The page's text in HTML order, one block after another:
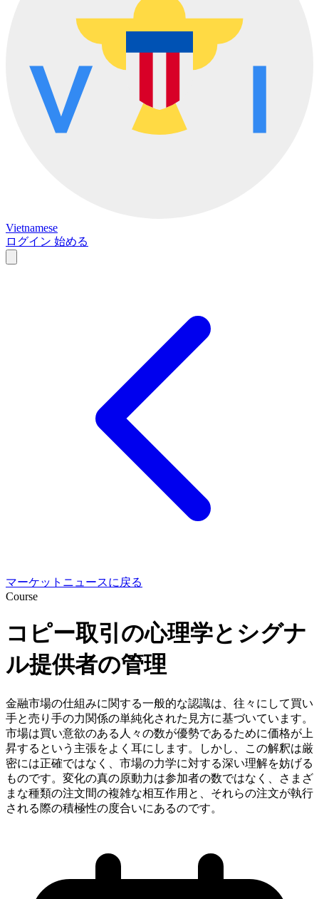
Vietnamese
ログイン 始める
マーケットニュースに戻る
Course
コピー取引の心理学とシグナ
ル提供者の管理
金融市場の仕組みに関する一般的な認識は、往々にして買い
手と売り手の力関係の単純化された見方に基づいています。
市場は買い意欲のある人々の数が優勢であるために価格が上
昇するという主張をよく耳にします。しかし、この解釈は厳
密には正確ではなく、市場の力学に対する深い理解を妨げる
ものです。変化の真の原動力は参加者の数ではなく、さまざ
まな種類の注文間の複雑な相互作用と、それらの注文が執行
される際の積極性の度合いにあるのです。